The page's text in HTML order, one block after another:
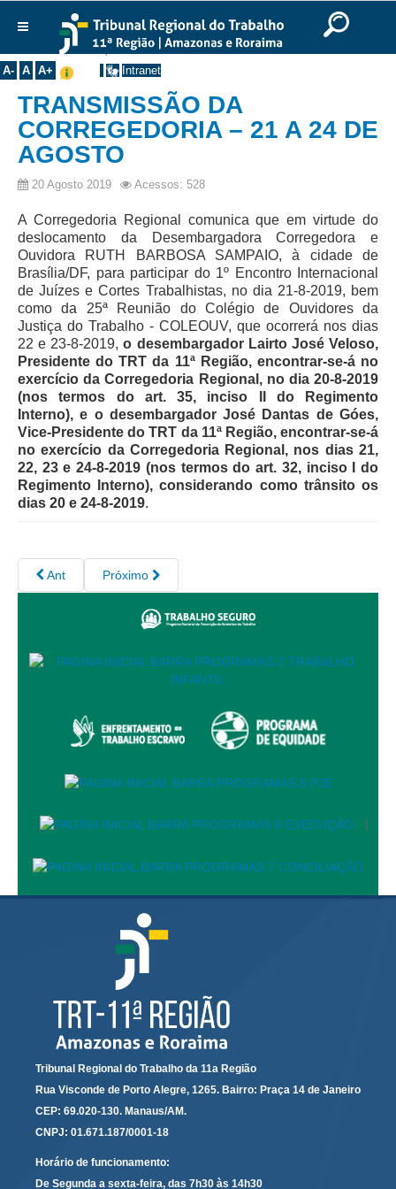
Ir para o rodapé
English
Português Español
A- A A+ Intranet
Institucional
Histórico
Presidência
Corregedoria
Composição
Seções Especializadas
Turmas
Varas do Trabalho
Juízes Manaus
Juízes Roraima
Juízes Interior
Juízes Substitutos
Diretores
Comitês
Comitê Gestor Regional do PJe
Comitê do Datajud
Comitê de Priorização do Primeiro Grau
Comitê de Gestão de Pessoas
Comitê de Atenção Integral à Saúde de Magistrados e
Comitê de Segurança Permanente
Comitê de Combate ao Trabalho Infantil e de Estímulo à
Aprendizagem
no âmbito do TRT-11
Comitê de Prevenção e Enfrentamento do Assédio
Comissão Permanente de Gestão Socioambiental
Comitê Gestor do Plano de Contratações e Aquisições
no Âmbito do TRT11
Grupo Operacional do Centro de Inteligência
Comitê de Equidade de Raça, Gênero e Diversidade
Comissão Permanente de Avaliação Documental
Você está aqui:Início >> Notícias >> Todas as Notícias
TRANSMISSÃO DA
CORREGEDORIA – 21 A 24 DE
AGOSTO
20 Agosto 2019 Acessos: 528
A Corregedoria Regional comunica que em virtude do
deslocamento da Desembargadora Corregedora e
Ouvidora RUTH BARBOSA SAMPAIO, à cidade de
Brasília/DF, para participar do 1º Encontro Internacional
de Juízes e Cortes Trabalhistas, no dia 21-8-2019, bem
como da 25ª Reunião do Colégio de Ouvidores da
Justiça do Trabalho - COLEOUV, que ocorrerá nos dias
22 e 23-8-2019,o desembargador Lairto José Veloso,
Presidente do TRT da 11ª Região, encontrar-se-á no
exercício da Corregedoria Regional, no dia 20-8-2019
(nos termos do art. 35, inciso II do Regimento
Interno), e o desembargador José Dantas de Góes,
Vice-Presidente do TRT da 11ª Região, encontrar-se-á
no exercício da Corregedoria Regional, nos dias 21,
22, 23 e 24-8-2019 (nos termos do art. 32, inciso I do
Regimento Interno), considerando como trânsito os
dias 20 e 24-8-2019.
Ant Próximo
|
Tribunal Regional do Trabalho da 11a Região
Rua Visconde de Porto Alegre, 1265. Bairro: Praça 14 de Janeiro
CEP: 69.020-130. Manaus/AM.
CNPJ: 01.671.187/0001-18
Horário de funcionamento:
De Segunda a sexta-feira, das 7h30 às 14h30